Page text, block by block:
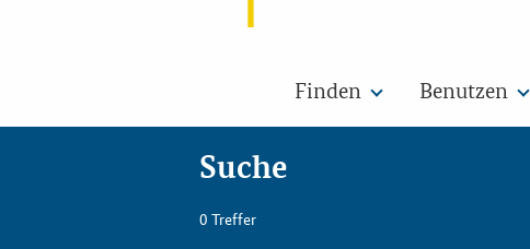
Finden Benutzen
Suche
0 Treffer